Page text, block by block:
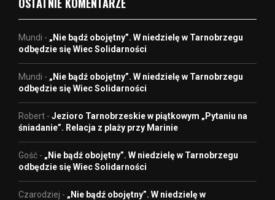
Mundi - „Nie bądź obojętny”. W niedzielę w Tarnobrzegu
odbędzie się Wiec Solidarności
Mundi - „Nie bądź obojętny”. W niedzielę w Tarnobrzegu
odbędzie się Wiec Solidarności
Robert - Jezioro Tarnobrzeskie w piątkowym „Pytaniu na
śniadanie”. Relacja z plaży przy Marinie
Gość - „Nie bądź obojętny”. W niedzielę w Tarnobrzegu
odbędzie się Wiec Solidarności
Czarodziej - „Nie bądź obojętny”. W niedzielę w